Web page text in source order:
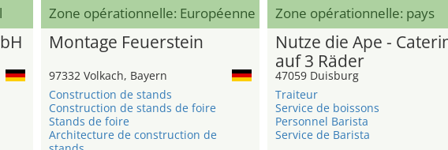
Zone opérationnelle: Européenne
Montage Feuerstein
97332 Volkach, Bayern
Construction de stands
Construction de stands de foire
Stands de foire
Architecture de construction de
Zone opérationnelle: pays
Nutze die Ape -
auf 3 Räder
47059 Duisburg
Traiteur
Service de boissons
Personnel Barista
Service de Barista